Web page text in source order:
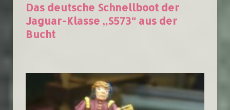
Das deutsche Schnellboot der
Jaguar-Klasse „S573“ aus der
Bucht